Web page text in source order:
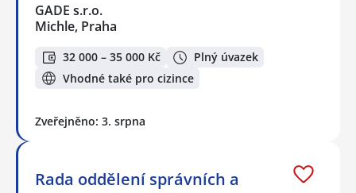
GADE s.r.o.
Michle, Praha
32 000 – 35 000 Kč
Plný úvazek
Vhodné také pro cizince
Zveřejněno: 3. srpna
Rada oddělení správních a